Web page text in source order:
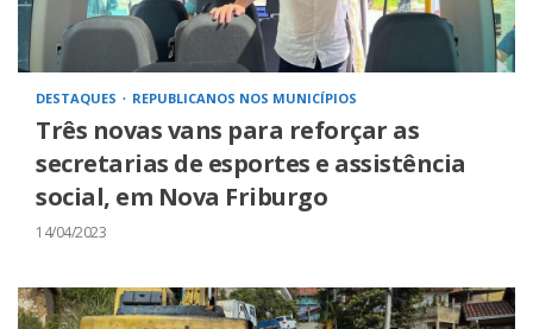
DESTAQUES REPUBLICANOS NOS MUNICÍPIOS
Três novas vans para reforçar as
secretarias de esportes e assistência
social, em Nova Friburgo
14/04/2023